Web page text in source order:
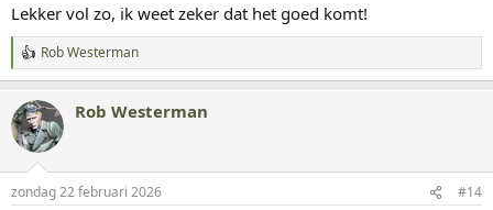
e
n
Lekker vol zo, ik weet zeker dat het goed komt!
W
a
r
d
e
n
Rob Westerman
Rob Westerman
zondag 22 februari 2026 #14